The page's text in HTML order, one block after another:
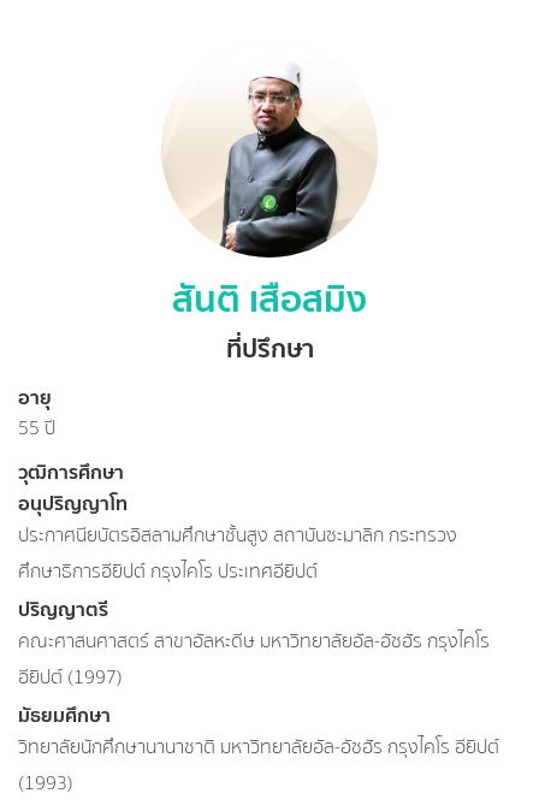
สันติ เสือสมิง
ที่ปรึกษา
อายุ
55 ปี
วุฒิการศึกษา
อนุปริญญาโท
ประกาศนียบัตรอิสลามศึกษาชั้นสูง สถาบันซะมาลิก กระทรวง
ศึกษาธิการอียิปต์ กรุงไคโร ประเทศอียิปต์
ปริญญาตรี
คณะศาสนศาสตร์ สาขาอัลหะดีษ มหาวิทยาลัยอัล-อัซฮัร กรุงไคโร
อียิปต์ (1997)
มัธยมศึกษา
วิทยาลัยนักศึกษานานาชาติ มหาวิทยาลัยอัล-อัซฮัร กรุงไคโร อียิปต์
(1993)